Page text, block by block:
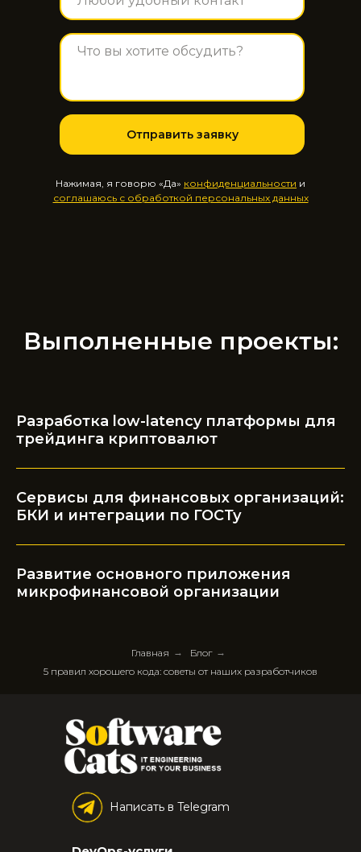
Нажимая, я говорю «Да» конфиденциальности и
соглашаюсь с обработкой персональных данных
Отправить заявку
Выполненные проекты:
Разработка low-latency платформы для
трейдинга криптовалют
Сервисы для финансовых организаций:
БКИ и интеграции по ГОСТу
Развитие основного приложения
микрофинансовой организации
Главная → Блог →
5 правил хорошего кода: советы от наших разработчиков
Написать в Telegram